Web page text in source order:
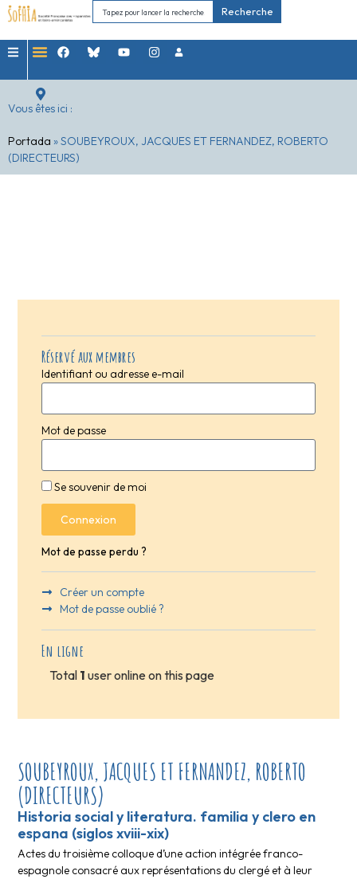
Recherche
Vous êtes ici :
Portada »SOUBEYROUX, JACQUES ET FERNANDEZ, ROBERTO
(DIRECTEURS)
Réservé aux membres
Identifiant ou adresse e-mail
Mot de passe
Se souvenir de moi
Connexion
Mot de passe perdu ?
Créer un compte
Mot de passe oublié ?
En ligne
Total 1 user online on this page
SOUBEYROUX, JACQUES ET FERNANDEZ, ROBERTO
(DIRECTEURS)
Historia social y literatura. familia y clero en
espana (siglos xviii-xix)
Actes du troisième colloque d’une action intégrée franco-
espagnole consacré aux représentations du clergé et à leur